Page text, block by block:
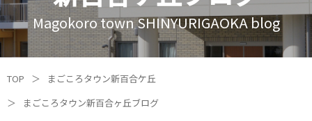
Magokoro town SHINYURIGAOKA blog
TOP ＞
まごころタウン新百合ケ丘
＞
まごころタウン新百合ヶ丘ブログ